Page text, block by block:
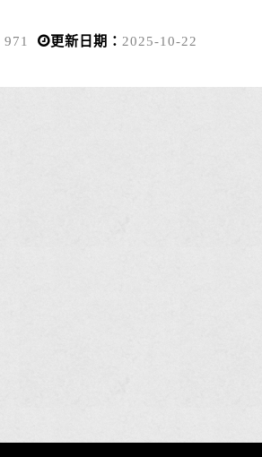
971 更新日期： 2025-10-22